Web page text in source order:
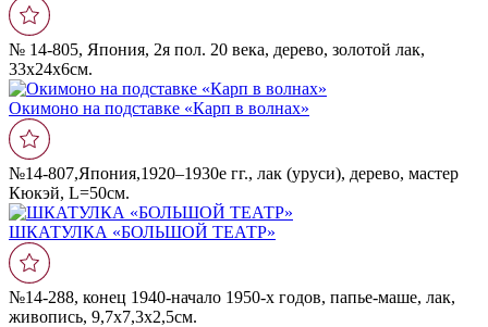
№ 14-805, Япония, 2я пол. 20 века, дерево, золотой лак,
33х24х6см.
Окимоно на подставке «Карп в волнах»
№14-807,Япония,1920–1930е гг., лак (уруси), дерево, мастер
Кюкэй, L=50см.
ШКАТУЛКА «БОЛЬШОЙ ТЕАТР»
№14-288, конец 1940-начало 1950-х годов, папье-маше, лак,
живопись, 9,7х7,3х2,5см.